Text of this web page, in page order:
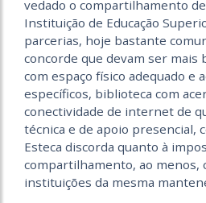
vedado o compartilhamento
Instituição de Educação
parcerias, hoje bastante
concorde que devam ser mais
com espaço físico adequado e
específicos, biblioteca com
conectividade de internet de
técnica e de apoio presencial,
Esteca discorda quanto à
compartilhamento, ao menos,
instituições da mesma